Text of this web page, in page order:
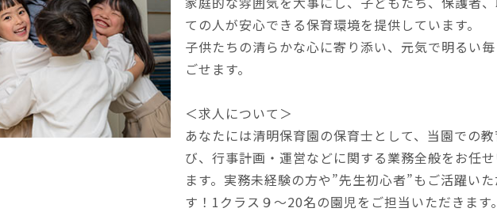
ての人が安心できる保育環境を提供しています。
子供たちの清らかな心に寄り添い、元気で明るい
ごせます。
＜求人について＞
あなたには清明保育園の保育士として、当園での
び、行事計画・運営などに関する業務全般をお任
ます。実務未経験の方や”先生初心者”もご活躍いた
す！1クラス９～20名の園児をご担当いただきます。